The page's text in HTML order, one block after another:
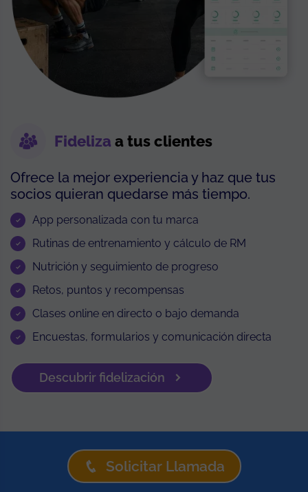
Fideliza a tus clientes
Ofrece la mejor experiencia y haz que tus
socios quieran quedarse más tiempo.
App personalizada con tu marca
Rutinas de entrenamiento y cálculo de RM
Nutrición y seguimiento de progreso
Retos, puntos y recompensas
Clases online en directo o bajo demanda
Encuestas, formularios y comunicación directa
Descubrir fidelización
Solicitar Llamada